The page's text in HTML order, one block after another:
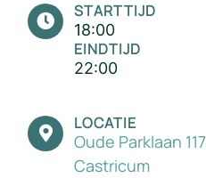
STARTTIJD
18:00
EINDTIJD
22:00
LOCATIE
Oude Parklaan
Castricum